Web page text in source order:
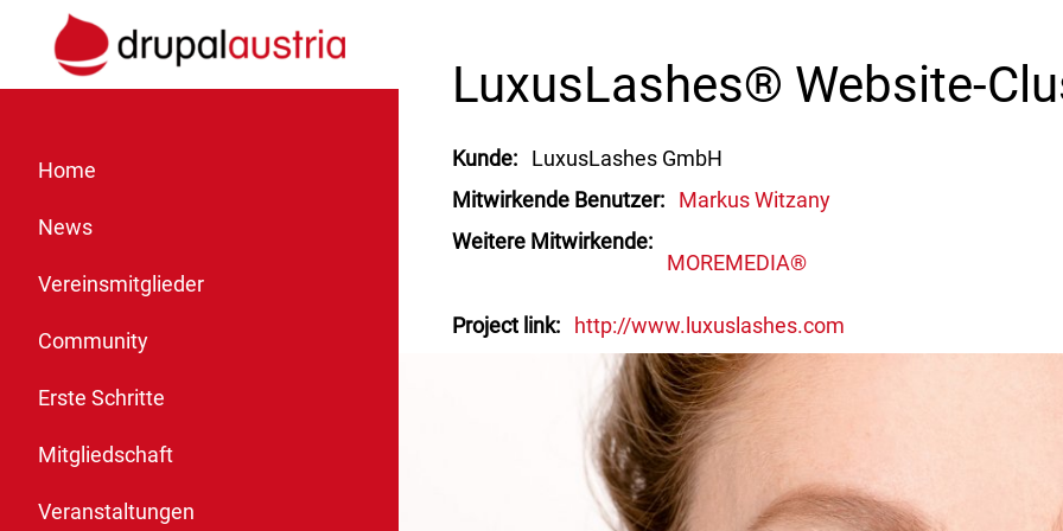
Home
News
Vereinsmitglieder
Community
Erste Schritte
Mitgliedschaft
Veranstaltungen
LuxusLashes® Website-
Kunde
LuxusLashes GmbH
Mitwirkende Benutzer
Markus Witzany
Weitere Mitwirkende
MOREMEDIA®
Project link http://www.luxuslashes.com